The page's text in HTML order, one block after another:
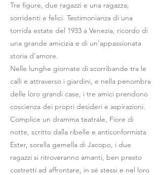
Tre figure, due ragazzi e una ragazza,
sorridenti e felici. Testimonianza di una
torrida estate del 1933 a Venezia, ricordo di
una grande amicizia e di un’appassionata
storia d’amore.
Nelle lunghe giornate di scorribande tra le
calli e attraverso i giardini, e nella penombra
delle loro grandi case, i tre amici prendono
coscienza dei propri desideri e aspirazioni.
Complice un dramma teatrale, Fiore di
notte, scritto dalla ribelle e anticonformista
Ester, sorella gemella di Jacopo, i due
ragazzi si ritroveranno amanti, ben presto
costretti ad affrontare, in sé stessi e nel loro